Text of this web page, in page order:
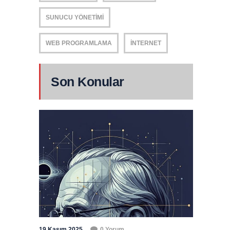
SUNUCU YÖNETIMI
WEB PROGRAMLAMA İNTERNET
Son Konular